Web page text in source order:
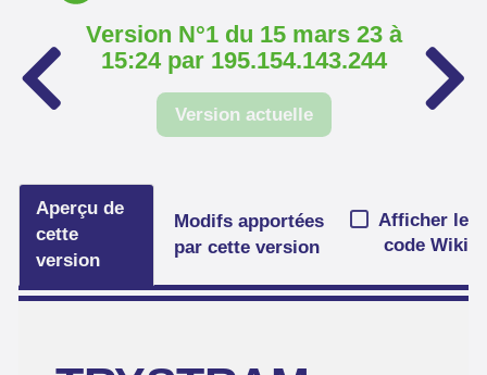
Version N°1 du 15 mars 23 à
15:24 par 195.154.143.244
Version actuelle
Aperçu de
cette
version
Modifs apportées
par cette version
Afficher le
code Wiki